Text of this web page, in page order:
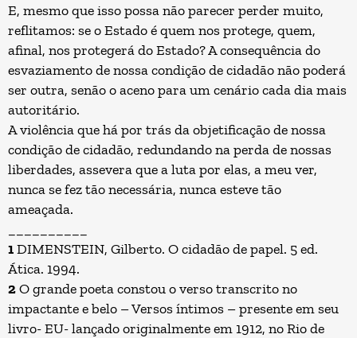
E, mesmo que isso possa não parecer perder muito,
reflitamos: se o Estado é quem nos protege, quem,
afinal, nos protegerá do Estado? A consequência do
esvaziamento de nossa condição de cidadão não poderá
ser outra, senão o aceno para um cenário cada dia mais
autoritário.
A violência que há por trás da objetificação de nossa
condição de cidadão, redundando na perda de nossas
liberdades, assevera que a luta por elas, a meu ver,
nunca se fez tão necessária, nunca esteve tão
ameaçada.
1DIMENSTEIN, Gilberto. O cidadão de papel. 5 ed.
Ática. 1994.
2O grande poeta constou o verso transcrito no
impactante e belo – Versos íntimos – presente em seu
livro- EU- lançado originalmente em 1912, no Rio de